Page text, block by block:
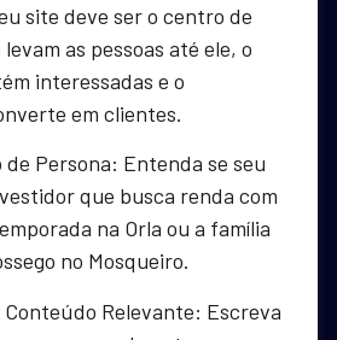
site deve ser o centro de
as pessoas até ele, o
interessadas e o
em clientes.
de Persona: Entenda se seu
que busca renda com
na Orla ou a família
no Mosqueiro.
Relevante: Escreva